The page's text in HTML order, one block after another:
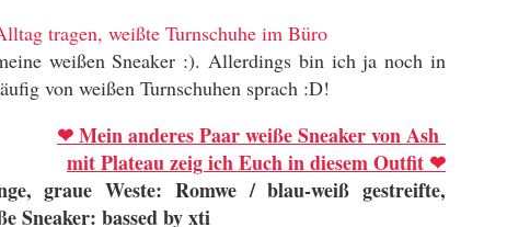
weißen Sneaker :). Allerdings bin ich ja noch in
von weißen Turnschuhen sprach :D!
❤ Mein anderes Paar weiße Sneaker von Ash
mit Plateau zeig ich Euch in diesem Outfit ❤
graue Weste: Romwe / blau-weiß gestreifte,
Sneaker: bassed by xti